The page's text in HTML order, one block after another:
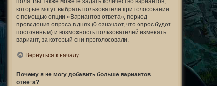
поля. Вы также можете задать количество вариантов,
которые могут выбрать пользователи при голосовании,
с помощью опции «Вариантов ответа», период
проведения опроса в днях (0 означает, что опрос будет
постоянным) и возможность пользователей изменять
вариант, за который они проголосовали.
Вернуться к началу
Почему я не могу добавить больше вариантов
ответа?